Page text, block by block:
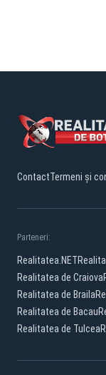
ContactTermeni și
Parteneri:
Realitatea.NET
Realitatea de Craiova
Realitatea de Braila
Realitatea de Bacau
Realitatea de Tulcea